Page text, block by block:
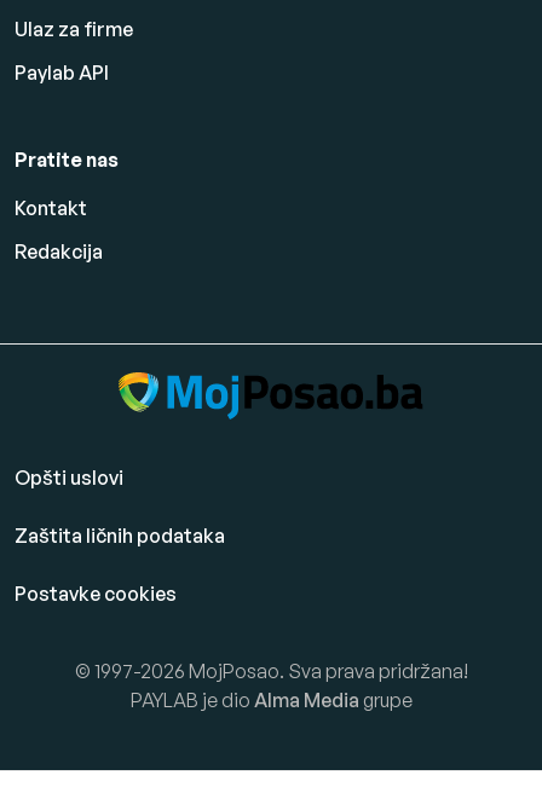
Ulaz za firme
Paylab API
Pratite nas
Kontakt
Redakcija
Opšti uslovi
Zaštita ličnih podataka
Postavke cookies
© 1997-2026 MojPosao. Sva prava pridržana!
PAYLAB je dio Alma Media grupe